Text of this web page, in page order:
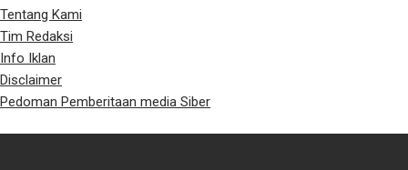
Tentang Kami
Tim Redaksi
Info Iklan
Disclaimer
Pedoman Pemberitaan media Siber